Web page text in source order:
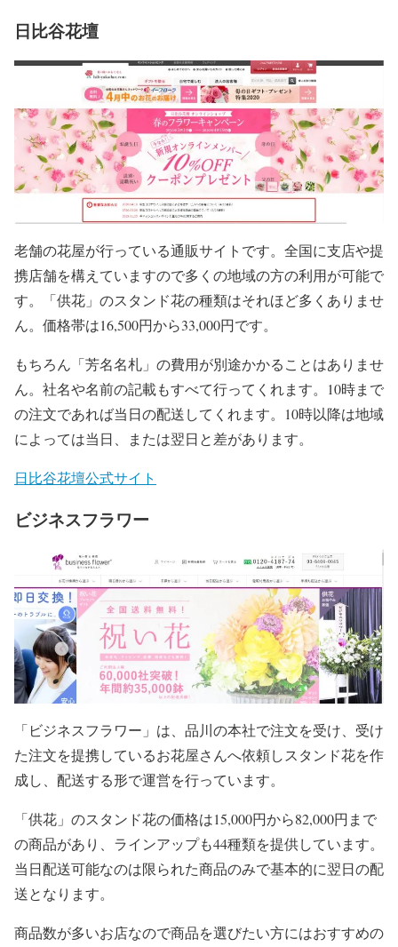
日比谷花壇
老舗の花屋が行っている通販サイトです。全国に支店や提
携店舗を構えていますので多くの地域の方の利用が可能で
す。「供花」のスタンド花の種類はそれほど多くありませ
ん。価格帯は16,500円から33,000円です。
もちろん「芳名名札」の費用が別途かかることはありませ
ん。社名や名前の記載もすべて行ってくれます。10時まで
の注文であれば当日の配送してくれます。10時以降は地域
によっては当日、または翌日と差があります。
日比谷花壇公式サイト
ビジネスフラワー
「ビジネスフラワー」は、品川の本社で注文を受け、受け
た注文を提携しているお花屋さんへ依頼しスタンド花を作
成し、配送する形で運営を行っています。
「供花」のスタンド花の価格は15,000円から82,000円まで
の商品があり、ラインアップも44種類を提供しています。
当日配送可能なのは限られた商品のみで基本的に翌日の配
送となります。
商品数が多いお店なので商品を選びたい方にはおすすめの